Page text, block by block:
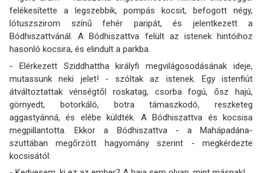
felékesítette a legszebbik, pompás kocsit, befogott négy,
lótuszszirom színű fehér paripát, és jelentkezett a
Bódhiszattvánál. A Bódhiszattva felült az istenek hintóihoz
hasonló kocsira, és elindult a parkba.
- Elérkezett Sziddhattha királyfi megvilágosodásának ideje,
mutassunk neki jelet! - szóltak az istenek. Egy istenfiút
átváltoztattak vénségtől roskatag, csorba fogú, ősz hajú,
görnyedt, botorkáló, botra támaszkodó, reszketeg
aggastyánná, és elébe küldték. A Bódhiszattva és kocsisa
megpillantotta. Ekkor a Bódhiszattva - a Mahápadána-
szuttában megőrzött hagyo­mány szerint - megkérdezte
kocsisától: